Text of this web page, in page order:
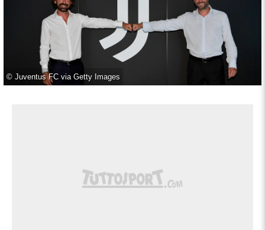
© Juventus FC via Getty Images